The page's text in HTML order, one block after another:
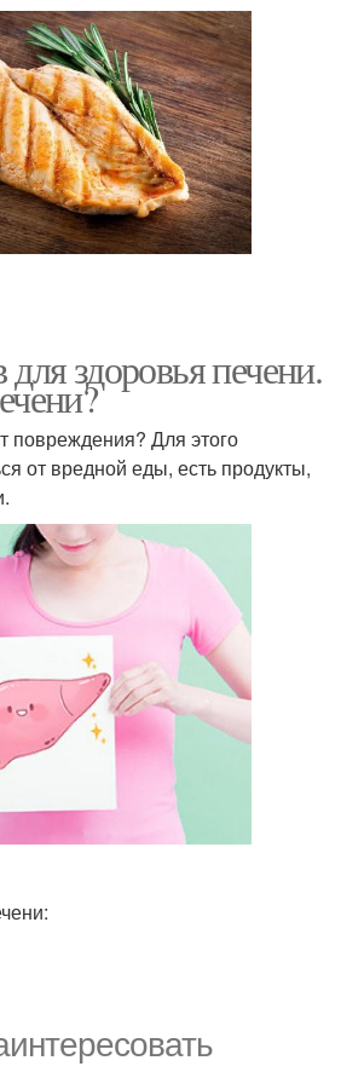
для здоровья печени.
повреждения? Для этого
от вредной еды, есть продукты,